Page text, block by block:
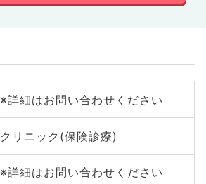
※詳細はお問い合わせください
クリニック(保険診療)
※詳細はお問い合わせください